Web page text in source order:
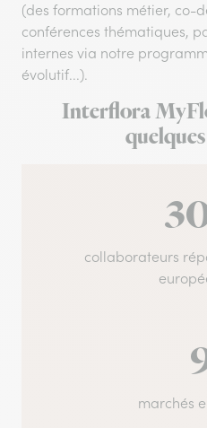
(des formations métier, co-
conférences thématiques,
internes via notre
évolutif...).
Interflora
collaborateurs
marchés